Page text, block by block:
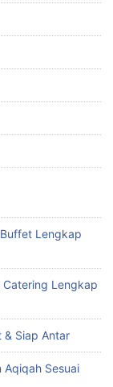
Lengkap
Catering Lengkap
& Siap Antar
Aqiqah Sesuai